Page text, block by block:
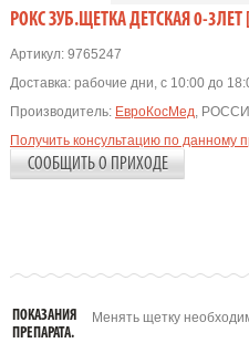
РОКС ЗУБ.ЩЕТКА ДЕТСКАЯ 0-3ЛЕТ
Артикул:9765247
Доставка: рабочие дни, с 10:00 до
Производитель: ЕвроКосМед,
Получить консультацию по данному
СООБЩИТЬ О ПРИХОДЕ
ПОКАЗАНИЯ
ПРЕПАРАТА.
Менять щетку